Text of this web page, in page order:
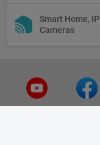
Smart Home, IP
Cameras